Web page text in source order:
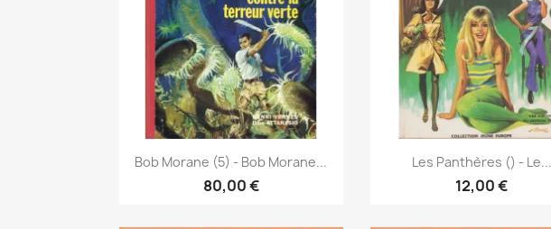
Pikakatselu
Bob Morane (5) - Bob Morane...
80,00 €
Pikakatselu
Les Panthères () - Le...
12,00 €